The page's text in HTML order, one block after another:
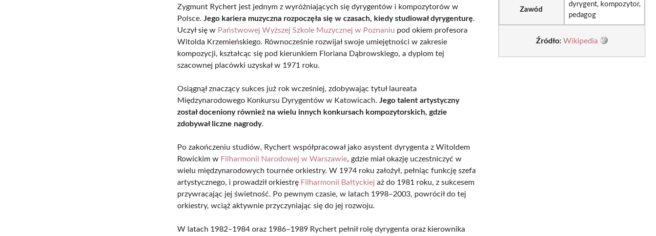
Zygmunt Rychert jest jednym z wyróżniających się dyrygentów i kompozytorów w
Polsce.Jego kariera muzyczna rozpoczęła się w czasach, kiedy studiował dyrygenturę.
Uczył się w Państwowej Wyższej Szkole Muzycznej w Poznaniu pod okiem profesora
Witolda Krzemieńskiego. Równocześnie rozwijał swoje umiejętności w zakresie
kompozycji, kształcąc się pod kierunkiem Floriana Dąbrowskiego, a dyplom tej
szacownej placówki uzyskał w 1971 roku.
Osiągnął znaczący sukces już rok wcześniej, zdobywając tytuł laureata
Międzynarodowego Konkursu Dyrygentów w Katowicach.Jego talent artystyczny
został doceniony również na wielu innych konkursach kompozytorskich, gdzie
zdobywał liczne nagrody.
Po zakończeniu studiów, Rychert współpracował jako asystent dyrygenta z Witoldem
Rowickim w Filharmonii Narodowej w Warszawie, gdzie miał okazję uczestniczyć w
wielu międzynarodowych tournée orkiestry. W 1974 roku założył, pełniąc funkcję szefa
artystycznego, i prowadził orkiestrę Filharmonii Bałtyckiej aż do 1981 roku, z sukcesem
przywracając jej świetność. Po pewnym czasie, w latach 1998–2003, powrócił do tej
orkiestry, wciąż aktywnie przyczyniając się do jej rozwoju.
W latach 1982–1984 oraz 1986–1989 Rychert pełnił rolę dyrygenta oraz kierownika
Zawód
dyrygent, kompozytor,
pedagog
Źródło: Wikipedia